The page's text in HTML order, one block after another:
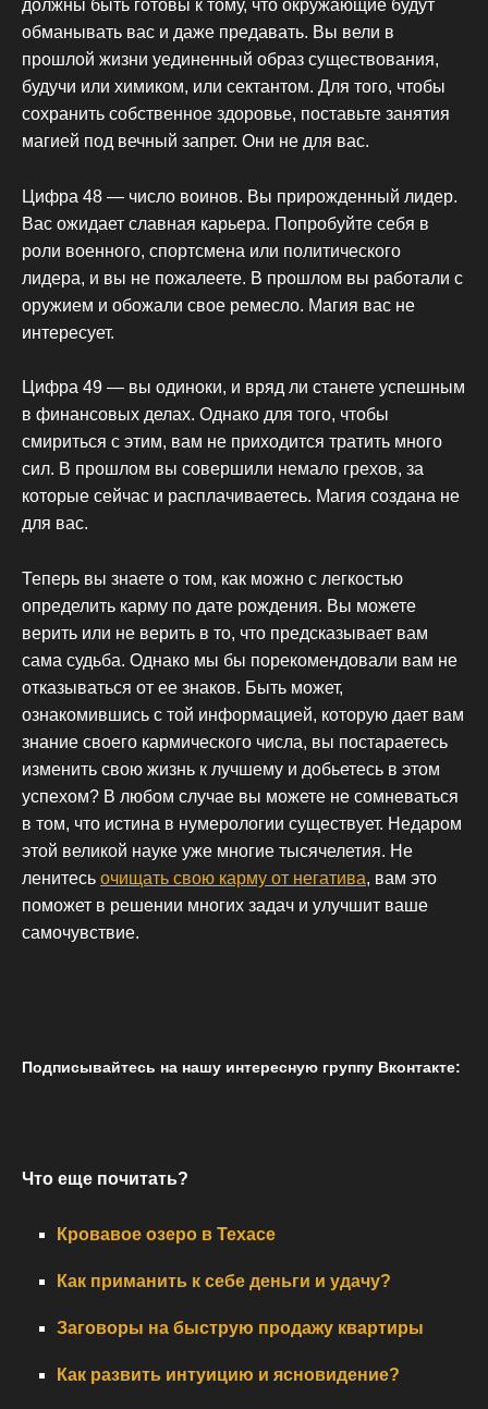
должны быть готовы к тому, что окружающие будут
обманывать вас и даже предавать. Вы вели в
прошлой жизни уединенный образ существования,
будучи или химиком, или сектантом. Для того, чтобы
сохранить собственное здоровье, поставьте занятия
магией под вечный запрет. Они не для вас.
Цифра 48 — число воинов. Вы прирожденный лидер.
Вас ожидает славная карьера. Попробуйте себя в
роли военного, спортсмена или политического
лидера, и вы не пожалеете. В прошлом вы работали с
оружием и обожали свое ремесло. Магия вас не
интересует.
Цифра 49 — вы одиноки, и вряд ли станете успешным
в финансовых делах. Однако для того, чтобы
смириться с этим, вам не приходится тратить много
сил. В прошлом вы совершили немало грехов, за
которые сейчас и расплачиваетесь. Магия создана не
для вас.
Теперь вы знаете о том, как можно с легкостью
определить карму по дате рождения. Вы можете
верить или не верить в то, что предсказывает вам
сама судьба. Однако мы бы порекомендовали вам не
отказываться от ее знаков. Быть может,
ознакомившись с той информацией, которую дает вам
знание своего кармического числа, вы постараетесь
изменить свою жизнь к лучшему и добьетесь в этом
успехом? В любом случае вы можете не сомневаться
в том, что истина в нумерологии существует. Недаром
этой великой науке уже многие тысячелетия. Не
ленитесь очищать свою карму от негатива, вам это
поможет в решении многих задач и улучшит ваше
самочувствие.
Подписывайтесь на нашу интересную группу Вконтакте:
Что еще почитать?
Кровавое озеро в Техасе
Как приманить к себе деньги и удачу?
Заговоры на быструю продажу квартиры
Как развить интуицию и ясновидение?